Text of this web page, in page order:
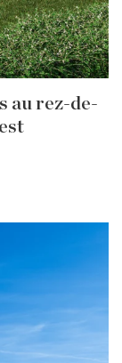
au rez-de-